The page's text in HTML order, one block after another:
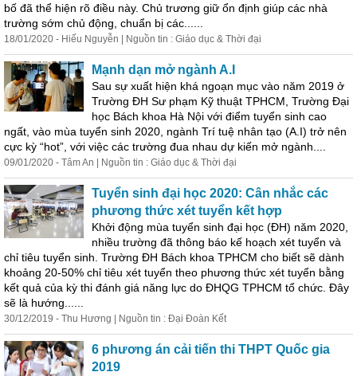
bố đã thể hiện rõ điều này. Chủ trương giữ ổn định giúp các nhà
trường sớm chủ động, chuẩn bị các......
18/01/2020 - Hiếu Nguyễn | Nguồn tin : Giáo dục & Thời đại
Mạnh dạn mở ngành A.I
Sau sự xuất hiện khá ngoạn mục vào năm 2019 ở
Trường ĐH Sư phạm Kỹ thuật TPHCM, Trường Đại
học Bách khoa Hà Nội với điểm tuyển sinh cao
ngất, vào mùa tuyển sinh 2020, ngành Trí tuệ nhân tạo (A.I) trở nên
cực kỳ “hot”, với việc các trường đua nhau dự kiến mở ngành....
09/01/2020 - Tâm An | Nguồn tin : Giáo dục & Thời đại
Tuyển sinh đại học 2020: Cân nhắc các
phương thức xét tuyển kết hợp
Khởi động mùa tuyển sinh đại học (ĐH) năm 2020,
nhiều trường đã thông báo kế hoạch xét tuyển và
chỉ tiêu tuyển sinh. Trường ĐH Bách khoa TPHCM cho biết sẽ dành
khoảng 20-50% chỉ tiêu xét tuyển theo phương thức xét tuyển bằng
kết quả của kỳ thi đánh giá năng lực do ĐHQG TPHCM tổ chức. Đây
sẽ là hướng......
30/12/2019 - Thu Hương | Nguồn tin : Đại Đoàn Kết
6 phương án cải tiến thi THPT Quốc gia
2019